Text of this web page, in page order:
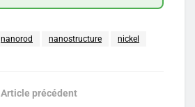
nanorod nanostructure nickel
Article précédent